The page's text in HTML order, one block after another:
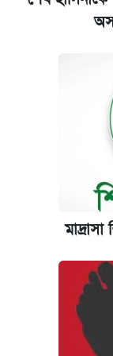
আটক
‘গুলশানের
আজ শুক্রবার
কবে শুরু
যুক্তরাষ্ট্র
ফেরত
ইপিএস